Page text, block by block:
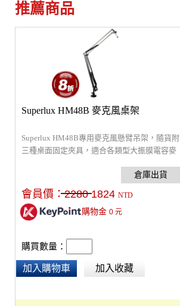
推薦商品
Superlux HM48B 麥克風桌架
Superlux HM48B專用麥克風懸臂吊架，隨貨附
三種桌面固定夾具，適合各類型大振膜電容麥
會員價：2280 1824 NTD
購物金 0元
購買數量：
加入購物車 加入收藏